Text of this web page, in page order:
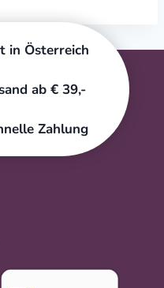
in Österreich
ab € 39,-
Zahlung